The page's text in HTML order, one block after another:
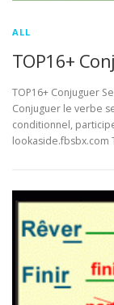
ALL
TOP16+
TOP16+ Conjuguer
Conjuguer le verbe
conditionnel,
lookaside.fbsbx.com